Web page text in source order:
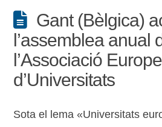
Gant (Bèlgica)
l’assemblea anual
l’Associació
d’Universitats
Sota el lema «Universitats